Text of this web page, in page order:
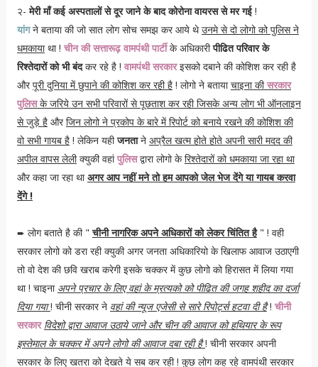
२-मेरी माँ कई अस्पतालों से दूर जाने के बाद कोरोना वायरस से मर गई!
यांगने बताया की जो सात लोग सोच समझ कर आये थेउनमे से दो लोगो को पुलिस ने
धमकायाथा ! चीन की सत्तारूढ़ वामपंथी पार्टीके अधिकारीपीढित परिवार के
रिश्तेदारों को भी बंदकर रहे है ! वामपंथी सरकारइसको दबाने की कोशिश कर रही है
औरपूरी दुनिया में छुपाने की कोशिश कर रही है! लोगो ने बतायाचाइना कीसरकार
पुलिसके जरिये उन सभी परिवारों से पूछताश कर रही जिसके अन्य लोग भी ऑनलाइन
से जुड़े हैऔरजिन लोगो ने प्रकोप के बारे में रिपोर्ट को बनाये रखने की कोशिश की
वो सभी गायब है! लेकिन यहीजनताने अप्रैल खत्म होते होते अपनी सारी मदद की
अपील वापस लेलीक्युकी वहांपुलिसद्वारा लोगो केरिश्तेदारों को धमकाया जा रहा था
और कहा जा रहा थाअगर आप नहीं मने तो हम आपको जेल भेज देंगे या गायब करवा
देंगे !
➨ लोग बताते है की "चीनी नागरिक अपने अधिकारों को लेकर चिंतित है" ! वही
सरकार लोगो को डरा रही क्युकी अगर जनता अधिकारियो के खिलाफ आवाज उठाएगी
तो वो देश की छवि खराब करेगी इसके चक्कर में कुछ लोगो को हिरासत में लिया गया
था ! चाइना अपने प्रचार के लिए वहां के म्रत्यको को पीढित की जगह शहीद का दर्जा
दिया गया! चीनी सरकार ने वहां की न्यूज एजेसी से सारे रिपोर्ट्स हटवा दी है! चीनी
सरकार विदेशो द्वारा आवाज उठाये जाने और चीन की आवाज को हथियार के रूप
इस्तेमाल के चक्कर में अपने लोगो की आवाज दबा रही है! चीनी सरकार अपनी
सरकार के लिए खतरा को देखते ये सब कर रही ! कुछ लोग कह रहे वामपंथी सरकार